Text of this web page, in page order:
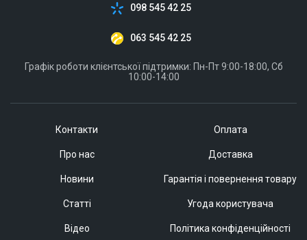
Контакти
Про нас
Новини
Статті
Відео
Оплата
Доставка
Гарантія і повернення товару
Угода користувача
Політика конфіденційності
098 545 42 25
063 545 42 25
Графік роботи клієнтської підтримки: Пн-Пт 9:00-18:00, Сб
10:00-14:00